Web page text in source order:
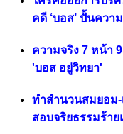
คดี ‘บอส’ ปั้นควา
ความจริง 7 หน้า
'บอส อยู่วิทยา'
ทำสำนวนสมยอม-
สอบจริยธรรมร้า